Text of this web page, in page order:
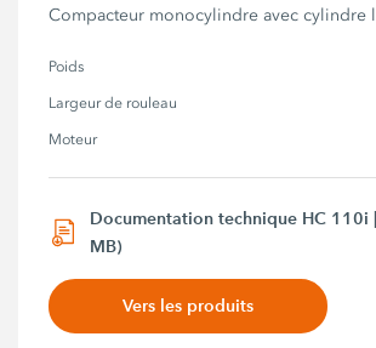
Compacteur monocylindre avec cylindre
Poids
Largeur de rouleau
Moteur
Documentation technique HC 110i
MB)
Vers les produits